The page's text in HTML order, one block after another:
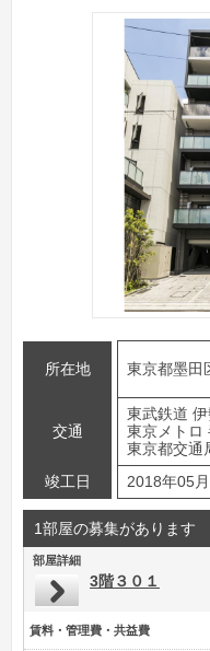
所在地 東京都墨田
交通
東武鉄道
東京メトロ
東京都交通
竣工日
2018年05
1部屋の募集があります
部屋詳細
3階３０１
賃料・管理費・共益費